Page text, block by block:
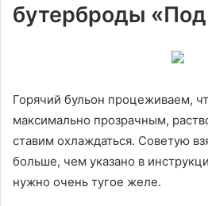
бутерброды
Горячий бульон процеживаем,
максимально прозрачным,
ставим охлаждаться. Советую
больше, чем указано в
нужно очень тугое желе.